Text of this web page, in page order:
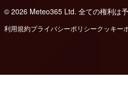
© 2026 Meteo365 Ltd. 全ての権利は
利用規約プライバシーポリシークッキー